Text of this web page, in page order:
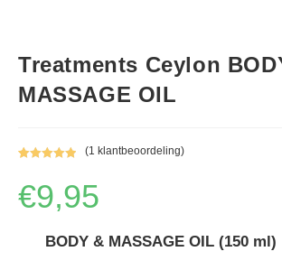
Treatments Ceylon
MASSAGE OIL
5.00 op 5
gebaseerd
klantbeoorde
(1 klantbeoordeling)
€9,95
BODY & MASSAGE OIL (150 ml)